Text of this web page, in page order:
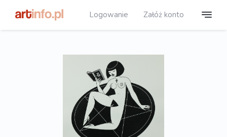
Logowanie Załóż konto